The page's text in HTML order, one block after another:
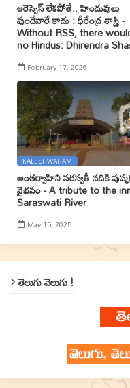
ఆరెస్సెస్ లేకపోతే.. హిందువులు
వుండేవారే కాదు : ధీరేంద్ర శాస్త్రి -
Without RSS, there
no Hindus: Dhirendra
February 17, 2026
KALESHWARAM
అంతర్వాహిని సరస్వతీ నదికి
వైభవం - A tribute to the
Saraswati River
May 15, 2025
తెలుగు వెలుగు !